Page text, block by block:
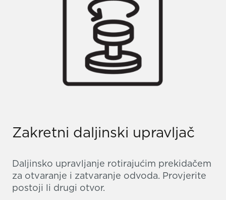
Zakretni daljinski upravljač
Daljinsko upravljanje rotirajućim prekidačem
za otvaranje i zatvaranje odvoda. Provjerite
postoji li drugi otvor.